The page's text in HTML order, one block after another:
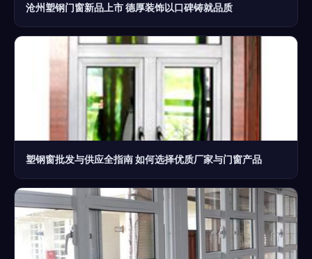
沧州塑钢门窗新品上市 德厚装饰以口碑铸就品质
塑钢窗批发与供应全指南 如何选择优质厂家与门窗产品